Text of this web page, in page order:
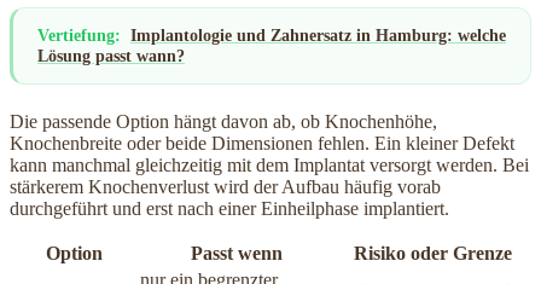
Vertiefung: Implantologie und Zahnersatz in Hamburg: welche
Lösung passt wann?
Die passende Option hängt davon ab, ob Knochenhöhe,
Knochenbreite oder beide Dimensionen fehlen. Ein kleiner Defekt
kann manchmal gleichzeitig mit dem Implantat versorgt werden. Bei
stärkerem Knochenverlust wird der Aufbau häufig vorab
durchgeführt und erst nach einer Einheilphase implantiert.
Option Passt wenn Risiko oder Grenze
nur ein begrenzter